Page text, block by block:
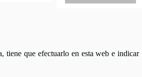
tiene que efectuarlo en esta web e indicar